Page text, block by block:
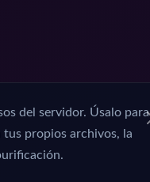
del servidor. Úsalo para
propios archivos, la